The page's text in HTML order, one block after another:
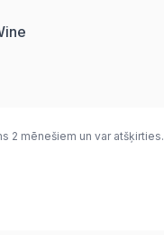
2 mēnešiem un var atšķirties.